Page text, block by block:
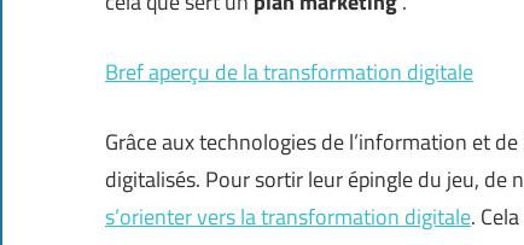
Bref aperçu de la transformation digitale
Grâce aux technologies de l’information et
digitalisés. Pour sortir leur épingle du jeu, de
s’orienter vers la transformation digitale.